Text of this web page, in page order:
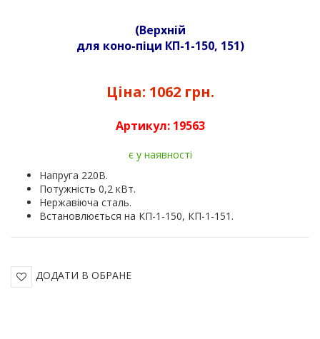
(Верхній
для коно-піци КП-1-150, 151)
Ціна: 1062 грн.
Артикул: 19563
є у наявності
Напруга 220В.
Потужність 0,2 кВт.
Нержавіюча сталь.
Встановлюється на КП-1-150, КП-1-151.
ДОДАТИ В ОБРАНЕ